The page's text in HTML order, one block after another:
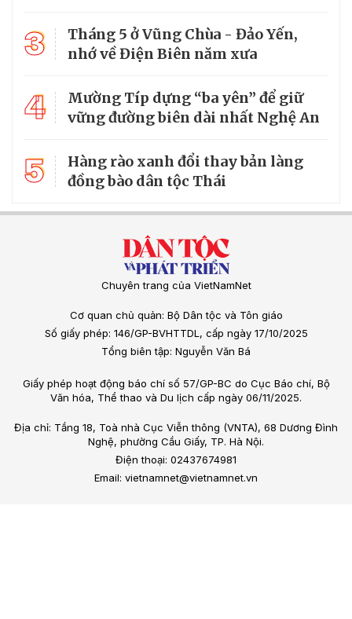
3
Tháng 5 ở Vũng Chùa - Đảo Yến,
nhớ về Điện Biên năm xưa
4
Mường Típ dựng “ba yên” để giữ
vững đường biên dài nhất Nghệ An
5
Hàng rào xanh đổi thay bản làng
đồng bào dân tộc Thái
Chuyên trang của VietNamNet
Cơ quan chủ quản: Bộ Dân tộc và Tôn giáo
Số giấy phép: 146/GP-BVHTTDL, cấp ngày 17/10/2025
Tổng biên tập: Nguyễn Văn Bá
Giấy phép hoạt động báo chí số 57/GP-BC do Cục Báo chí, Bộ
Văn hóa, Thể thao và Du lịch cấp ngày 06/11/2025.
Địa chỉ: Tầng 18, Toà nhà Cục Viễn thông (VNTA), 68 Dương Đình
Nghệ, phường Cầu Giấy, TP. Hà Nội.
Điện thoại: 02437674981
Email: vietnamnet@vietnamnet.vn